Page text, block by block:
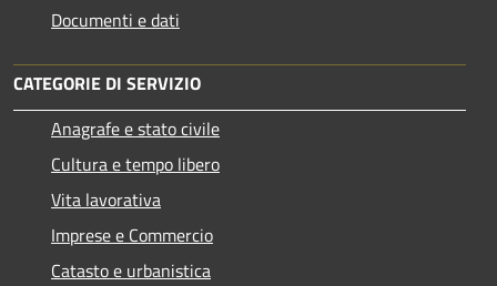
Documenti e dati
CATEGORIE DI SERVIZIO
Anagrafe e stato civile
Cultura e tempo libero
Vita lavorativa
Imprese e Commercio
Catasto e urbanistica